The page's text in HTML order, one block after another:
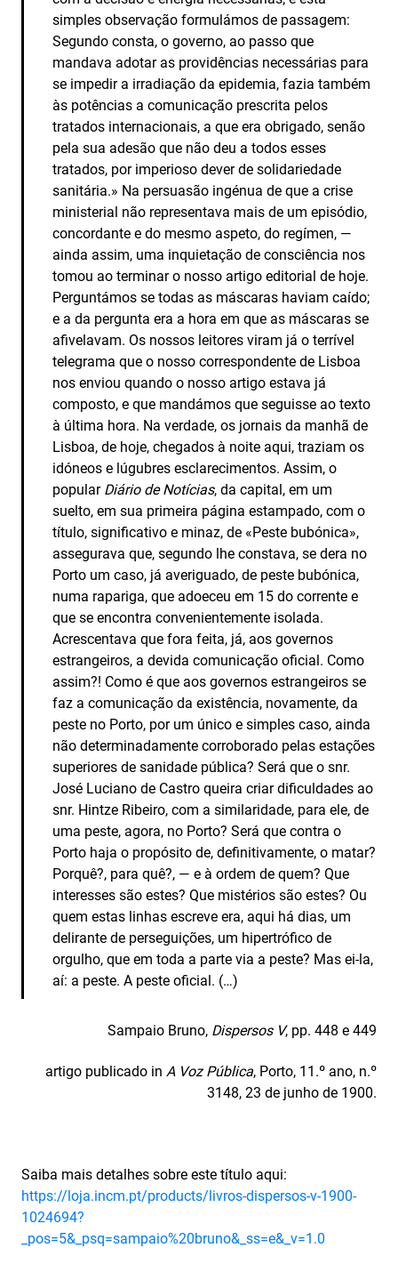
simples observação formulámos de passagem:
Segundo consta, o governo, ao passo que
mandava adotar as providências necessárias para
se impedir a irradiação da epidemia, fazia também
às potências a comunicação prescrita pelos
tratados internacionais, a que era obrigado, senão
pela sua adesão que não deu a todos esses
tratados, por imperioso dever de solidariedade
sanitária.» Na persuasão ingénua de que a crise
ministerial não representava mais de um episódio,
concordante e do mesmo aspeto, do regímen, —
ainda assim, uma inquietação de consciência nos
tomou ao terminar o nosso artigo editorial de hoje.
Perguntámos se todas as máscaras haviam caído;
e a da pergunta era a hora em que as máscaras se
afivelavam. Os nossos leitores viram já o terrível
telegrama que o nosso correspondente de Lisboa
nos enviou quando o nosso artigo estava já
composto, e que mandámos que seguisse ao texto
à última hora. Na verdade, os jornais da manhã de
Lisboa, de hoje, chegados à noite aqui, traziam os
idóneos e lúgubres esclarecimentos. Assim, o
popular Diário de Notícias, da capital, em um
suelto, em sua primeira página estampado, com o
título, significativo e minaz, de «Peste bubónica»,
assegurava que, segundo lhe constava, se dera no
Porto um caso, já averiguado, de peste bubónica,
numa rapariga, que adoeceu em 15 do corrente e
que se encontra convenientemente isolada.
Acrescentava que fora feita, já, aos governos
estrangeiros, a devida comunicação oficial. Como
assim?! Como é que aos governos estrangeiros se
faz a comunicação da existência, novamente, da
peste no Porto, por um único e simples caso, ainda
não determinadamente corroborado pelas estações
superiores de sanidade pública? Será que o snr.
José Luciano de Castro queira criar dificuldades ao
snr. Hintze Ribeiro, com a similaridade, para ele, de
uma peste, agora, no Porto? Será que contra o
Porto haja o propósito de, definitivamente, o matar?
Porquê?, para quê?, — e à ordem de quem? Que
interesses são estes? Que mistérios são estes? Ou
quem estas linhas escreve era, aqui há dias, um
delirante de perseguições, um hipertrófico de
orgulho, que em toda a parte via a peste? Mas ei­‑la,
aí: a peste. A peste oficial. (…)
Sampaio Bruno, Dispersos V, pp. 448 e 449
artigo publicado in A Voz Pública, Porto, 11.º ano, n.º
3148, 23 de junho de 1900.
Saiba mais detalhes sobre este título aqui:
https://loja.incm.pt/products/livros-dispersos-v-1900-
1024694?
_pos=5&_psq=sampaio%20bruno&_ss=e&_v=1.0